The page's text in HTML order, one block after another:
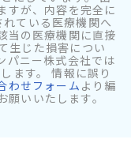
すが、内容を完全に
ている医療機関へ
当の医療機関に直接
生じた損害につい
パニー株式会社では
ます。 情報に誤り
わせフォーム より編
いいたします。